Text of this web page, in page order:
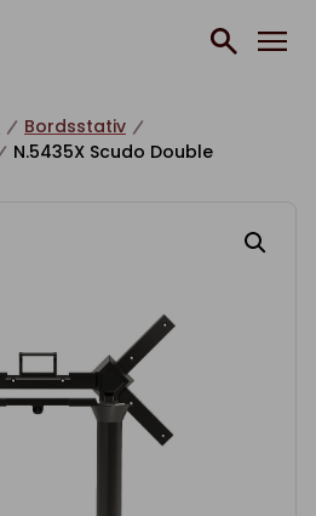
Bordsstativ
N.5435X Scudo Double